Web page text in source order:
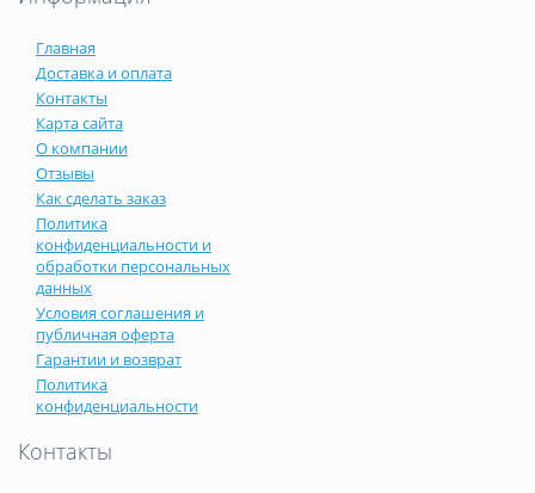
Главная
Доставка и оплата
Контакты
Карта сайта
О компании
Отзывы
Как сделать заказ
Политика
конфиденциальности и
обработки персональных
данных
Условия соглашения и
публичная оферта
Гарантии и возврат
Политика
конфиденциальности
Контакты